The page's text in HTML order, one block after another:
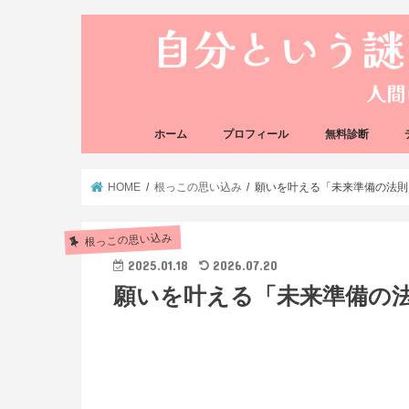
ホーム プロフィール 無料診断
HOME 根っこの思い込み 願いを叶える「未来準備の法
根っこの思い込み
2025.01.18 2026.07.20
願いを叶える「未来準備の